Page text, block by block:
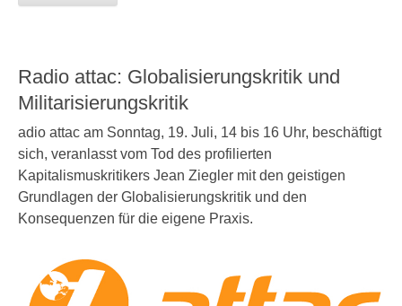
Radio attac: Globalisierungskritik und
Militarisierungskritik
adio attac am Sonntag, 19. Juli, 14 bis 16 Uhr, beschäftigt
sich, veranlasst vom Tod des profilierten
Kapitalismuskritikers Jean Ziegler mit den geistigen
Grundlagen der Globalisierungskritik und den
Konsequenzen für die eigene Praxis.